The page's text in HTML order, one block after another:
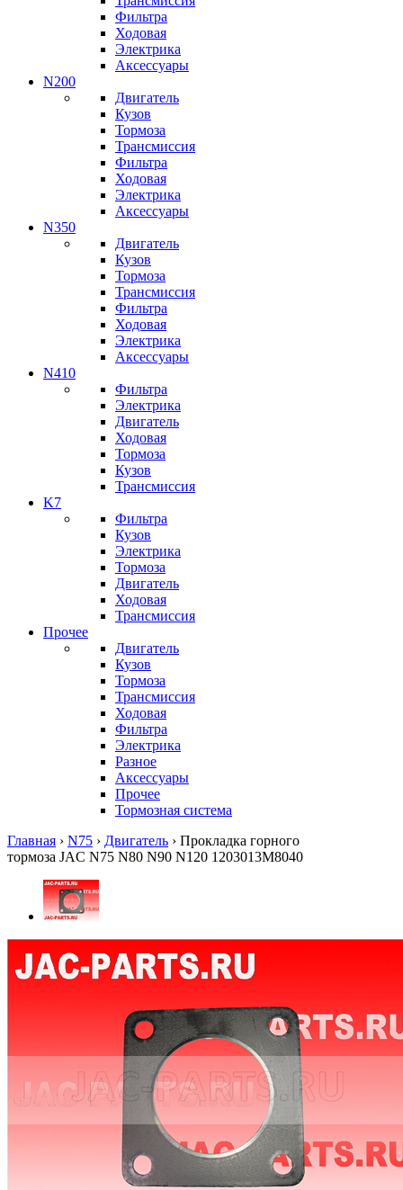
Фильтра
Ходовая
Электрика
Аксессуары
N200
Двигатель
Кузов
Тормоза
Трансмиссия
Фильтра
Ходовая
Электрика
Аксессуары
N350
Двигатель
Кузов
Тормоза
Трансмиссия
Фильтра
Ходовая
Электрика
Аксессуары
N410
Фильтра
Электрика
Двигатель
Ходовая
Тормоза
Кузов
Трансмиссия
K7
Фильтра
Кузов
Электрика
Тормоза
Двигатель
Ходовая
Трансмиссия
Прочее
Двигатель
Кузов
Тормоза
Трансмиссия
Ходовая
Фильтра
Электрика
Разное
Аксессуары
Прочее
Тормозная система
Главная › N75 › Двигатель › Прокладка горного
тормоза JAC N75 N80 N90 N120 1203013M8040